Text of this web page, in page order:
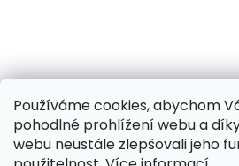
Používáme cookies, abychom
pohodlné prohlížení webu a
webu neustále zlepšovali jeho